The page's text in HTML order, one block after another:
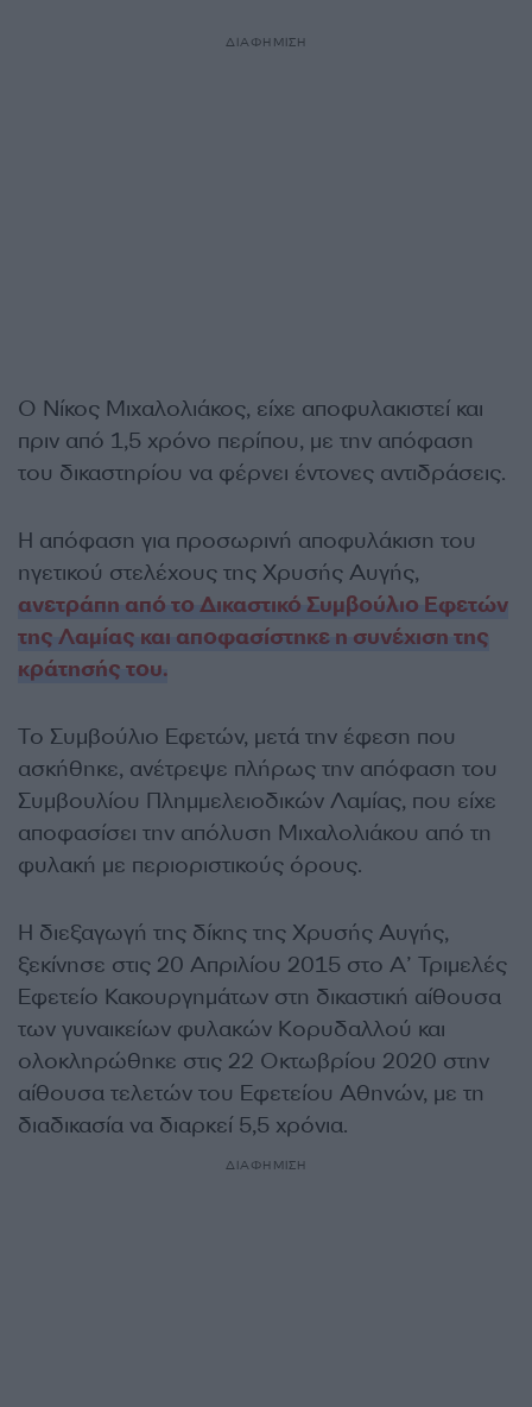
ΔΙΑΦΗΜΙΣΗ
Ο Νίκος Μιχαλολιάκος, είχε αποφυλακιστεί και
πριν από 1,5 χρόνο περίπου, με την απόφαση
του δικαστηρίου να φέρνει έντονες αντιδράσεις.
Η απόφαση για προσωρινή αποφυλάκιση του
ηγετικού στελέχους της Χρυσής Αυγής,
ανετράπη από το Δικαστικό Συμβούλιο Εφετών
της Λαμίας και αποφασίστηκε η συνέχιση της
κράτησής του.
Το Συμβούλιο Εφετών, μετά την έφεση που
ασκήθηκε, ανέτρεψε πλήρως την απόφαση του
Συμβουλίου Πλημμελειοδικών Λαμίας, που είχε
αποφασίσει την απόλυση Μιχαλολιάκου από τη
φυλακή με περιοριστικούς όρους.
Η διεξαγωγή της δίκης της Χρυσής Αυγής,
ξεκίνησε στις 20 Απριλίου 2015 στο Α’ Τριμελές
Εφετείο Κακουργημάτων στη δικαστική αίθουσα
των γυναικείων φυλακών Κορυδαλλού και
ολοκληρώθηκε στις 22 Οκτωβρίου 2020 στην
αίθουσα τελετών του Εφετείου Αθηνών, με τη
διαδικασία να διαρκεί 5,5 χρόνια.
ΔΙΑΦΗΜΙΣΗ